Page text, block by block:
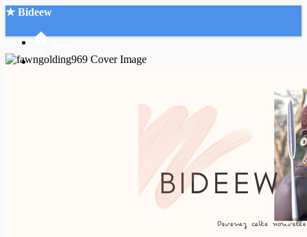
★ Bideew